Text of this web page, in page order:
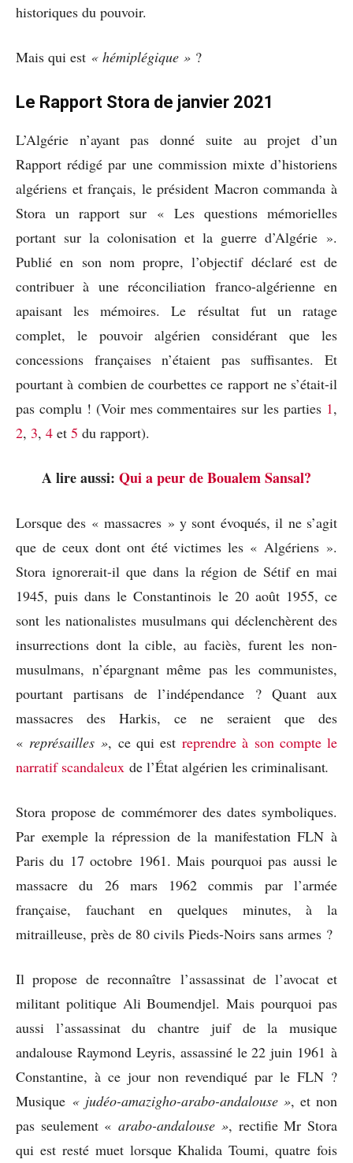
historiques du pouvoir.
Mais qui est « hémiplégique » ?
Le Rapport Stora de janvier 2021
L’Algérie n’ayant pas donné suite au projet d’un
Rapport rédigé par une commission mixte d’historiens
algériens et français, le président Macron commanda à
Stora un rapport sur « Les questions mémorielles
portant sur la colonisation et la guerre d’Algérie ».
Publié en son nom propre, l’objectif déclaré est de
contribuer à une réconciliation franco-algérienne en
apaisant les mémoires. Le résultat fut un ratage
complet, le pouvoir algérien considérant que les
concessions françaises n’étaient pas suffisantes. Et
pourtant à combien de courbettes ce rapport ne s’était-il
pas complu ! (Voir mes commentaires sur les parties 1,
2, 3, 4 et 5 du rapport).
A lire aussi: Qui a peur de Boualem Sansal?
Lorsque des « massacres » y sont évoqués, il ne s’agit
que de ceux dont ont été victimes les « Algériens ».
Stora ignorerait-il que dans la région de Sétif en mai
1945, puis dans le Constantinois le 20 août 1955, ce
sont les nationalistes musulmans qui déclenchèrent des
insurrections dont la cible, au faciès, furent les non-
musulmans, n’épargnant même pas les communistes,
pourtant partisans de l’indépendance ? Quant aux
massacres des Harkis, ce ne seraient que des
« représailles », ce qui estreprendre à son compte le
narratif scandaleux de l’État algérien les criminalisant.
Stora propose de commémorer des dates symboliques.
Par exemple la répression de la manifestation FLN à
Paris du 17 octobre 1961. Mais pourquoi pas aussi le
massacre du 26 mars 1962 commis par l’armée
française, fauchant en quelques minutes, à la
mitrailleuse, près de 80 civils Pieds-Noirs sans armes ?
Il propose de reconnaître l’assassinat de l’avocat et
militant politique Ali Boumendjel. Mais pourquoi pas
aussi l’assassinat du chantre juif de la musique
andalouse Raymond Leyris, assassiné le 22 juin 1961 à
Constantine, à ce jour non revendiqué par le FLN ?
Musique « judéo-amazigho-arabo-andalouse », et non
pas seulement « arabo-andalouse », rectifie Mr Stora
qui est resté muet lorsque Khalida Toumi, quatre fois